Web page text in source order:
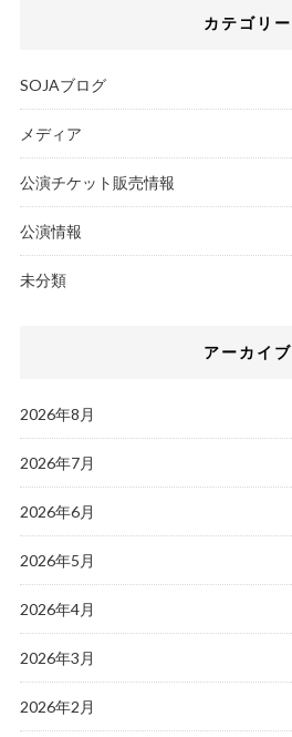
カテゴリー
SOJAブログ
メディア
公演チケット販売情報
公演情報
未分類
アーカイブ
2026年8月
2026年7月
2026年6月
2026年5月
2026年4月
2026年3月
2026年2月